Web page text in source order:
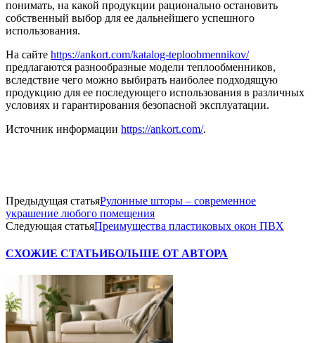
понимать, на какой продукции рационально остановить
собственный выбор для ее дальнейшего успешного
использования.
На сайте https://ankort.com/katalog-teploobmennikov/
предлагаются разнообразные модели теплообменников,
вследствие чего можно выбирать наиболее подходящую
продукцию для ее последующего использования в различных
условиях и гарантирования безопасной эксплуатации.
Источник информации https://ankort.com/.
Предыдущая статьяРулонные шторы – современное
украшение любого помещения
Следующая статьяПреимущества пластиковых окон ПВХ
СХОЖИЕ СТАТЬИБОЛЬШЕ ОТ АВТОРА